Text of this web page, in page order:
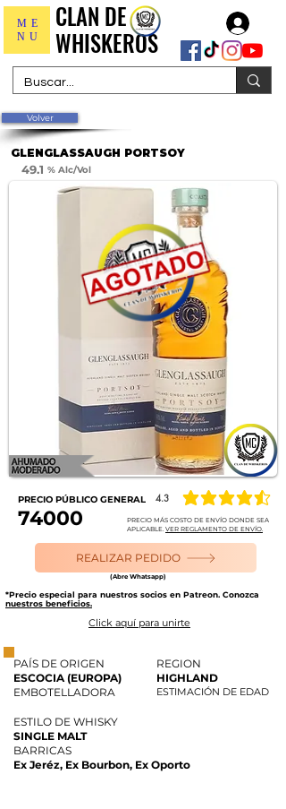
CLAN DE
WHISKEROS
CLAN DE
WHISKEROS
ME
NU
Volver
GLENGLASSAUGH PORTSOY
49.1 % Alc/Vol
PRECIO PÚBLICO GENERAL 4.3 la calificación
74000
PRECIO MÁS COSTO DE ENVÍO DONDE SEA
APLICABLE. VER REGLAMENTO DE ENVÍO.
REALIZAR PEDIDO
(Abre Whatsapp)
*Precio especial para nuestros socios en Patreon. Conozca
nuestros beneficios.
Click aquí para unirte
PAÍS DE ORIGEN
ESCOCIA (EUROPA)
EMBOTELLADORA
REGION
HIGHLAND
ESTIMACIÓN DE EDAD
ESTILO DE WHISKY
SINGLE MALT
BARRICAS
Ex Jeréz, Ex Bourbon, Ex Oporto